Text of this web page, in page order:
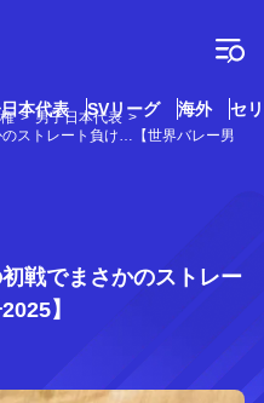
本代表 SVリーグ 海外 セ
男子日本代表
ストレート負け…【世界バレー男
戦でまさかのストレー
】